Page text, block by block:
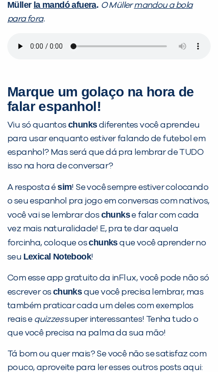
Müller la mandó afuera. O Müllermandou a bola
para fora.
Marque um golaço na hora de
falar espanhol!
Viu só quantos chunksdiferentes você aprendeu
para usar enquanto estiver falando de futebol em
espanhol? Mas será que dá pra lembrar de TUDO
isso na hora de conversar?
A resposta ésim! Se você sempre estiver colocando
o seu espanhol pra jogo em conversas com nativos,
você vai se lembrar dos chunkse falar com cada
vez mais naturalidade! E, pra te dar aquela
forcinha, coloque oschunksque você aprender no
seu Lexical Notebook!
Com esse app gratuito da inFlux, você pode não só
escrever os chunksque você precisa lembrar, mas
também praticar cada um deles com exemplos
reais e quizzessuper interessantes! Tenha tudo o
que você precisa na palma da sua mão!
Tá bom ou quer mais? Se você não se satisfaz com
pouco, aproveite para ler esses outros posts aqui: